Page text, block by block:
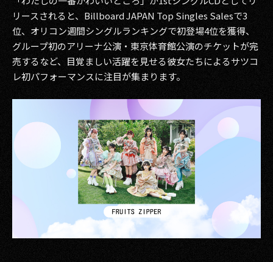
リースされると、Billboard JAPAN Top Singles Salesで3
位、オリコン週間シングルランキングで初登場4位を獲得、
グループ初のアリーナ公演・東京体育館公演のチケットが完
売するなど、目覚ましい活躍を見せる彼女たちによるサツコ
レ初パフォーマンスに注目が集まります。